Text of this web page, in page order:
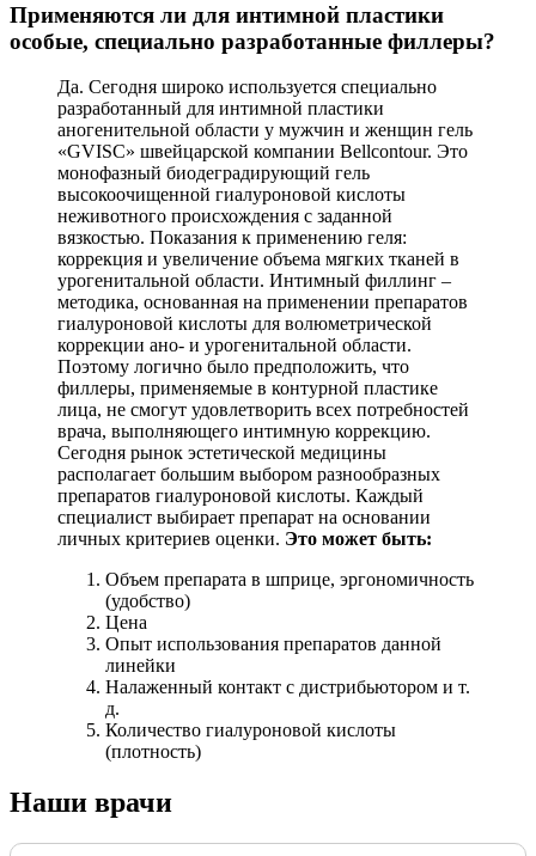
Применяются ли для интимной пластики
особые, специально разработанные филлеры?
Да. Сегодня широко используется специально
разработанный для интимной пластики
аногенительной области у мужчин и женщин гель
«GVISC» швейцарской компании Bellcontour. Это
монофазный биодеградирующий гель
высокоочищенной гиалуроновой кислоты
неживотного происхождения с заданной
вязкостью. Показания к применению геля:
коррекция и увеличение объема мягких тканей в
урогенитальной области. Интимный филлинг –
методика, основанная на применении препаратов
гиалуроновой кислоты для волюметрической
коррекции ано- и урогенитальной области.
Поэтому логично было предположить, что
филлеры, применяемые в контурной пластике
лица, не смогут удовлетворить всех потребностей
врача, выполняющего интимную коррекцию.
Сегодня рынок эстетической медицины
располагает большим выбором разнообразных
препаратов гиалуроновой кислоты. Каждый
специалист выбирает препарат на основании
личных критериев оценки. Это может быть:
Объем препарата в шприце, эргономичность
(удобство)
Цена
Опыт использования препаратов данной
линейки
Налаженный контакт с дистрибьютором и т.
д.
Количество гиалуроновой кислоты
(плотность)
Наши врачи